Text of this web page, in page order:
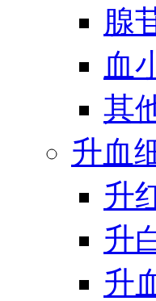
腺
血
其
升血
升
升
升